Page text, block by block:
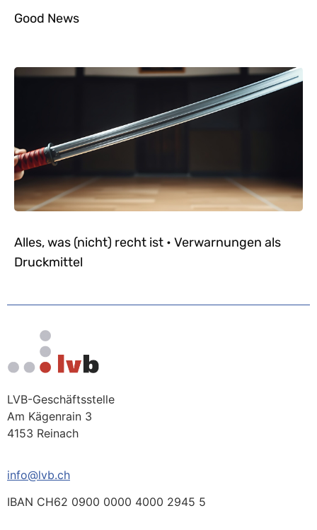
Good News
Alles, was (nicht) recht ist • Verwarnungen als
Druckmittel
LVB-Geschäftsstelle
Am Kägenrain 3
4153 Reinach
info@lvb.ch
IBAN CH62 0900 0000 4000 2945 5